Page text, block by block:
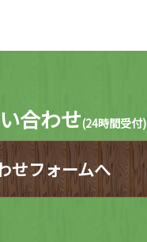
合わせ(24時間受付)
せフォームへ